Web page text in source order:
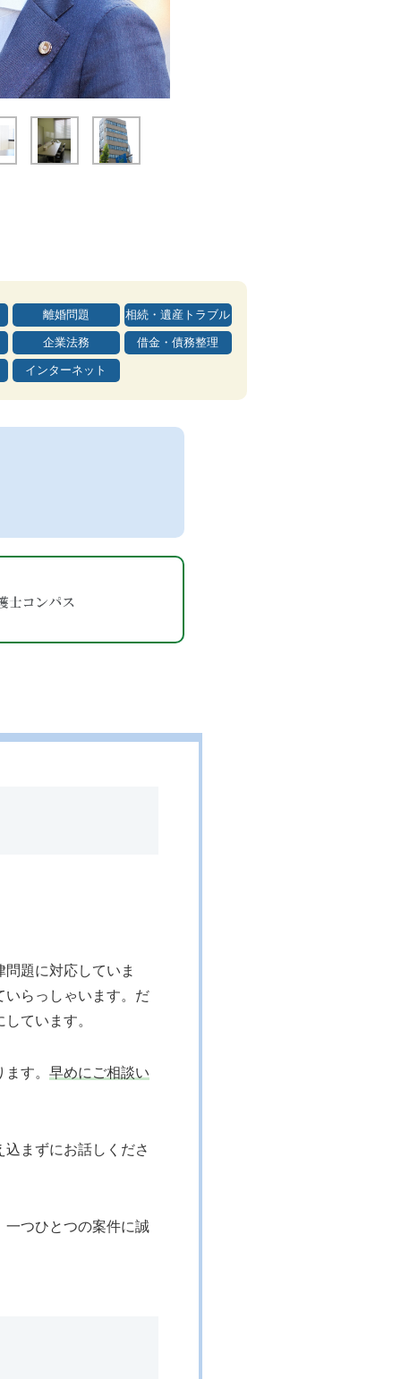
離婚問題 相続・遺産トラブル
企業法務 借金・債務整理
インターネット
題に対応していま
いらっしゃいます。だ
ています。
す。 早めにご相談い
まずにお話しくださ
一つひとつの案件に誠